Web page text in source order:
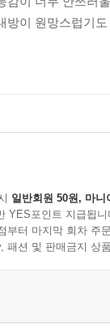
방이 원망스럽기
일반회원 50원, 마니
YES포인트 지급됩니
부터 마지막 회차 주
패션 및 판매금지 상